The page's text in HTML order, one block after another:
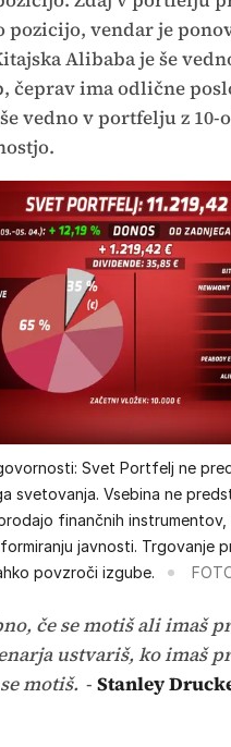
pozicijo, vendar je
Alibaba je še
čeprav ima odlične
vedno v portfelju z 10-
Svet Portfelj ne
svetovanja. Vsebina ne
finančnih instrumentov,
javnosti. Trgovanje
povzroči izgube.
če se motiš ali imaš
ustvariš, ko imaš
motiš. - Stanley